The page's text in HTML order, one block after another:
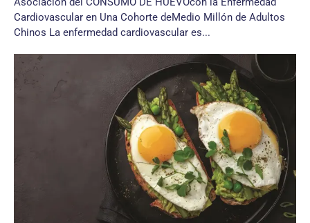
Cardiovascular en Una Cohorte deMedio Millón de Adultos
Chinos La enfermedad cardiovascular es...